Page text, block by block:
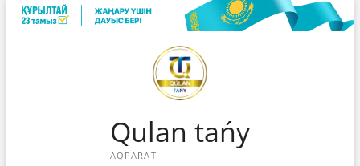
Skip
Qulan tańy
AQPARAT